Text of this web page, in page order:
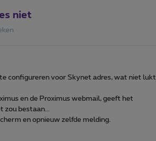
niet
configureren voor Skynet adres, wat niet lukt.
en de Proximus webmail, geeft het
bestaan...
en opnieuw zelfde melding.